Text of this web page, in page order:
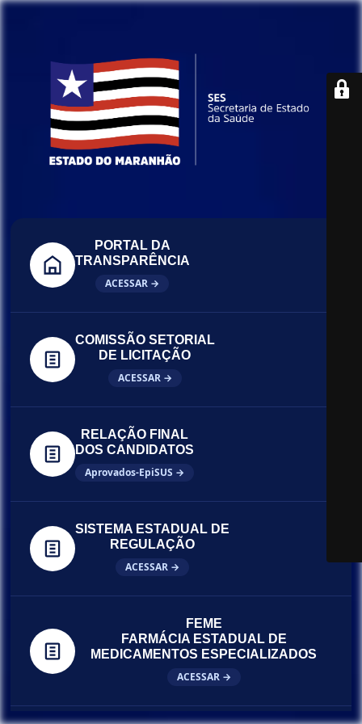
PORTAL DA
TRANSPARÊNCIA
ACESSAR →
COMISSÃO SETORIAL
DE LICITAÇÃO
ACESSAR →
RELAÇÃO FINAL
DOS CANDIDATOS
Aprovados-EpiSUS →
SISTEMA ESTADUAL DE
REGULAÇÃO
ACESSAR →
FEME
FARMÁCIA ESTADUAL DE
MEDICAMENTOS ESPECIALIZADOS
ACESSAR →